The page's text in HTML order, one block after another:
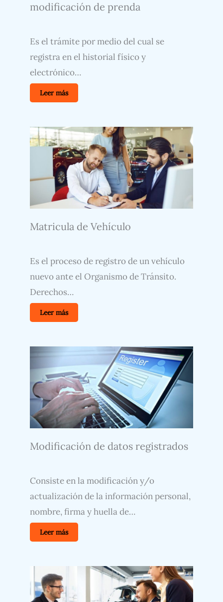
modificación de prenda
Es el trámite por medio del cual se
registra en el historial físico y
electrónico…
Leer más
Matricula de Vehículo
Es el proceso de registro de un vehículo
nuevo ante el Organismo de Tránsito.
Derechos…
Leer más
Modificación de datos registrados
Consiste en la modificación y/o
actualización de la información personal,
nombre, firma y huella de…
Leer más